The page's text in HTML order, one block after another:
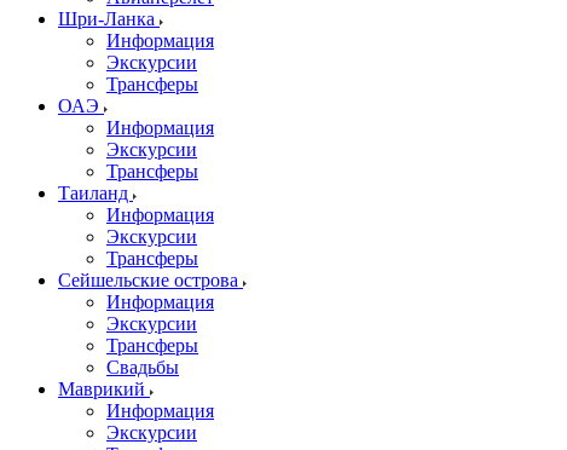
Шри-Ланка
Информация
Экскурсии
Трансферы
ОАЭ
Информация
Экскурсии
Трансферы
Таиланд
Информация
Экскурсии
Трансферы
Сейшельские острова
Информация
Экскурсии
Трансферы
Свадьбы
Маврикий
Информация
Экскурсии